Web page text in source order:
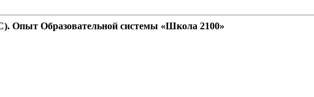
Опыт Образовательной системы «Школа 2100»